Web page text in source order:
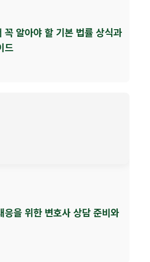
꼭 알아야 할 기본 법률 상식과
드
응을 위한 변호사 상담 준비와